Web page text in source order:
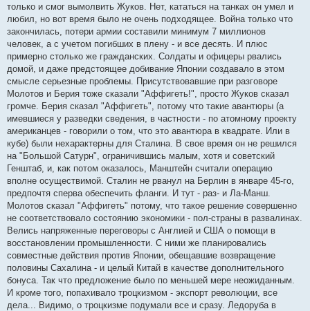
е
только и смог вымолвить Жуков. Нет, кататься на танках он умел и
любил, но вот время было не очень подходящее. Война только что
закончилась, потери армии составили минимум 7 миллионов
человек, а с учетом погибших в плену - и все десять. И плюс
примерно столько же гражданских. Солдаты и офицеры рвались
домой, и даже предстоящее добивание Японии создавало в этом
смысле серьезные проблемы. Присутствовавшие при разговоре
Молотов и Берия тоже сказали "Аффигеть!", просто Жуков сказал
громче. Берия сказал "Аффигеть", потому что такие авантюры (а
имевшиеся у разведки сведения, в частности - по атомному проекту
американцев - говорили о том, что это авантюра в квадрате. Или в
кубе) были нехарактерны для Сталина. В свое время он не решился
на "Большой Сатурн", ограничившись малым, хотя и советский
Генштаб, и, как потом оказалось, Манштейн считали операцию
вполне осуществимой. Сталин не рванул на Берлин в январе 45-го,
предпочтя сперва обеспечить фланги. И тут - раз- и Ла-Манш.
Молотов сказал "Аффигеть" потому, что такое решение совершенно
не соответствовало состоянию экономики - пол-страны в развалинах.
Велись напряженные переговоры с Англией и США о помощи в
восстановлении промышленности. С ними же планировались
совместные действия против Японии, обещавшие возвращение
половины Сахалина - и целый Китай в качестве дополнительного
бонуса. Так что предложение было по меньшей мере неожиданным.
И кроме того, попахивало троцкизмом - экспорт революции, все
дела... Видимо, о троцкизме подумали все и сразу. Ледоруба в